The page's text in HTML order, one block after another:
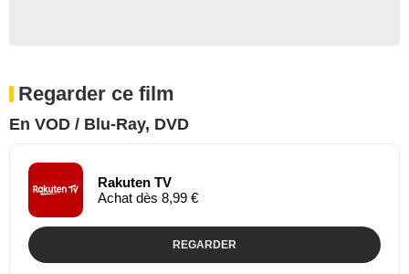
Regarder ce film
En VOD / Blu-Ray, DVD
Rakuten TV
Achat dès 8,99 €
REGARDER